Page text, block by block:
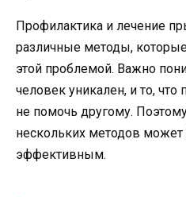
Профилактика и лечение
различные методы,
этой проблемой. Важно
человек уникален, и то,
не помочь другому.
нескольких методов
эффективным.